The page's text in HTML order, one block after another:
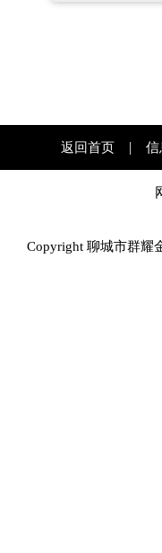
返回首页 | 信
Copyright 聊城市群